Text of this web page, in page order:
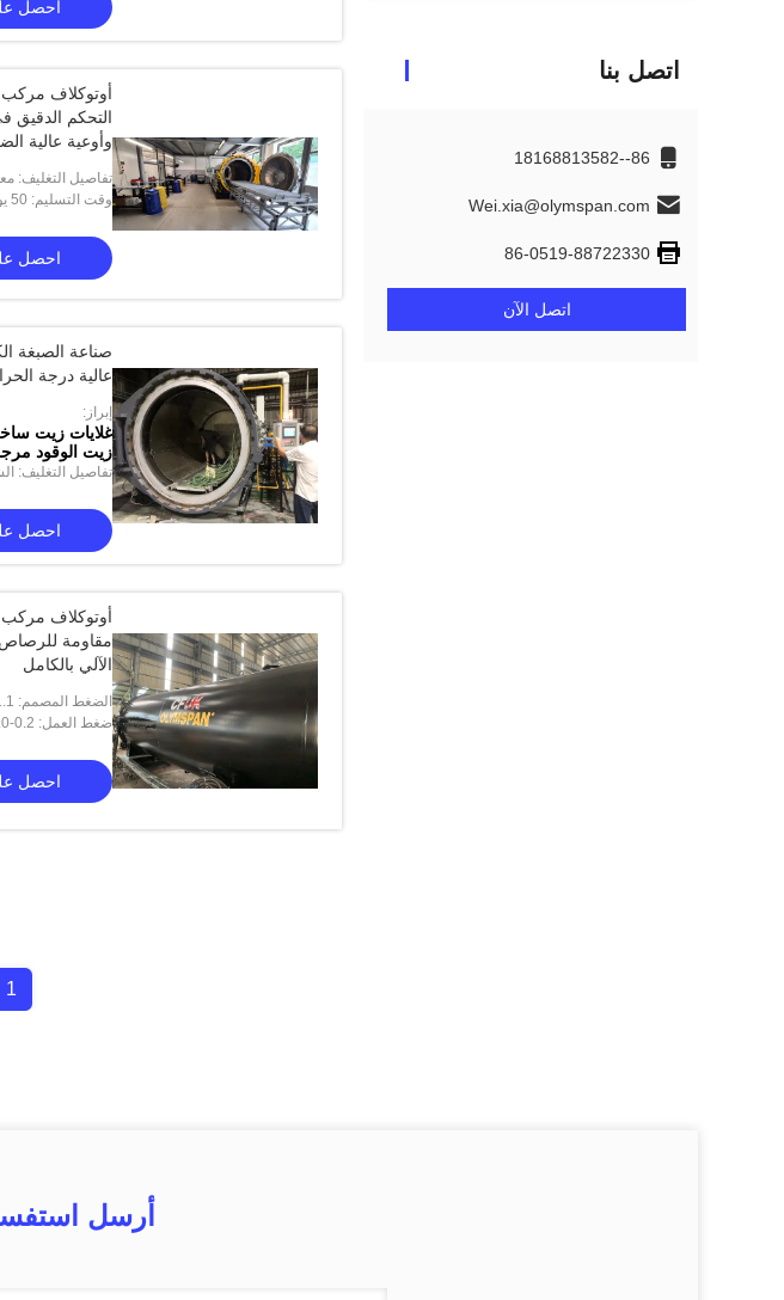
اتصل بنا
86--18168813582
Wei.xia@olymspan.com
86-0519-88722330
اتصل الآن
احصل
أوتوكلاف
التحكم الدقيق
وأوعية عالية
تفاصيل التغليف:
وقت التسليم: 50 يوما
احصل
صناعة الصبغة
عالية درجة
إبراز:
غلايات زيت
زيت الوقود
تفاصيل التغليف:
احصل
أوتوكلاف
مقاومة للرصاص
الآلي بالكامل
الضغط المصمم: 1.1 ميجا باسكال
ضغط العمل: 0.2-1.0 ميجا باسكال
احصل
1
أرسل